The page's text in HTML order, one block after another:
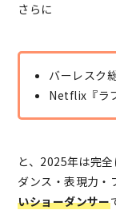
さらに
バーレスク
Netflix『ラ
と、2025年は完全
ダンス・表現力・
いショーダンサー